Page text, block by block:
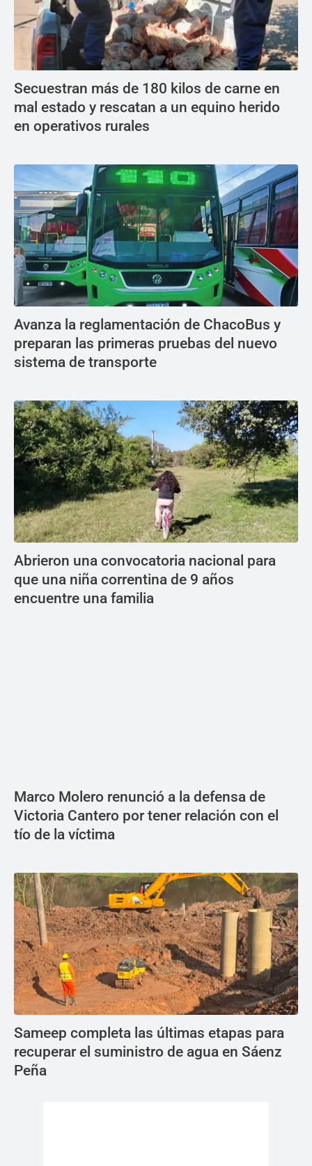
Secuestran más de 180 kilos de carne en
mal estado y rescatan a un equino herido
en operativos rurales
Avanza la reglamentación de ChacoBus y
preparan las primeras pruebas del nuevo
sistema de transporte
Abrieron una convocatoria nacional para
que una niña correntina de 9 años
encuentre una familia
Marco Molero renunció a la defensa de
Victoria Cantero por tener relación con el
tío de la víctima
Sameep completa las últimas etapas para
recuperar el suministro de agua en Sáenz
Peña